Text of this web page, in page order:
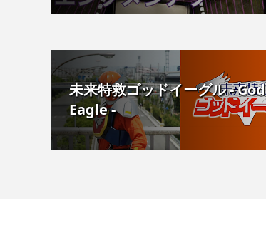
未来特救ゴッドイーグル - God
Eagle -